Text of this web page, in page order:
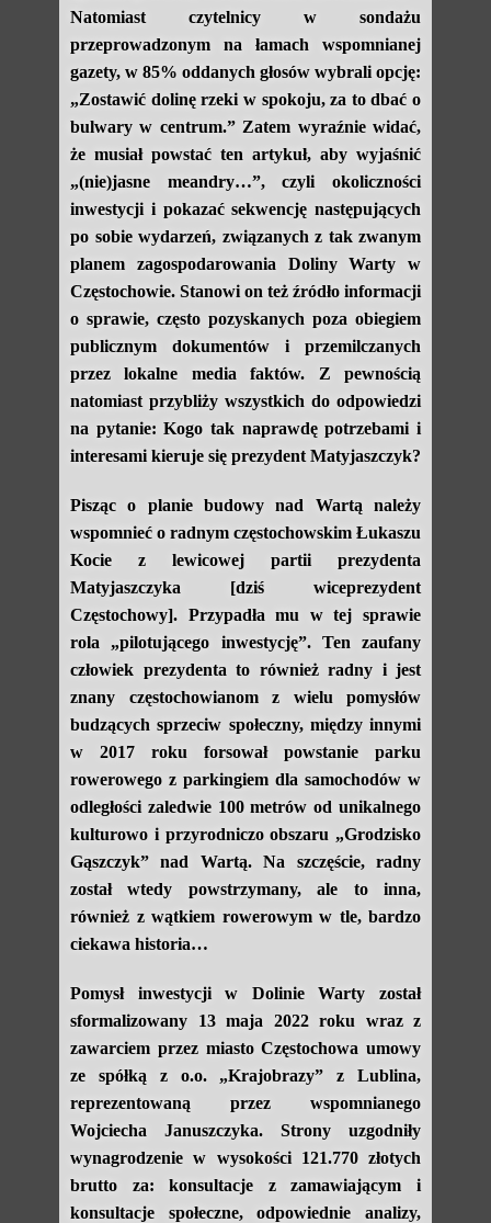
Natomiast czytelnicy w sondażu
przeprowadzonym na łamach wspomnianej
gazety, w 85% oddanych głosów wybrali opcję:
„Zostawić dolinę rzeki w spokoju, za to dbać o
bulwary w centrum.” Zatem wyraźnie widać,
że musiał powstać ten artykuł, aby wyjaśnić
„(nie)jasne meandry…”, czyli okoliczności
inwestycji i pokazać sekwencję następujących
po sobie wydarzeń, związanych z tak zwanym
planem zagospodarowania Doliny Warty w
Częstochowie. Stanowi on też źródło informacji
o sprawie, często pozyskanych poza obiegiem
publicznym dokumentów i przemilczanych
przez lokalne media faktów. Z pewnością
natomiast przybliży wszystkich do odpowiedzi
na pytanie: Kogo tak naprawdę potrzebami i
interesami kieruje się prezydent Matyjaszczyk?
Pisząc o planie budowy nad Wartą należy
wspomnieć o radnym częstochowskim Łukaszu
Kocie z lewicowej partii prezydenta
Matyjaszczyka [dziś wiceprezydent
Częstochowy]. Przypadła mu w tej sprawie
rola „pilotującego inwestycję”. Ten zaufany
człowiek prezydenta to również radny i jest
znany częstochowianom z wielu pomysłów
budzących sprzeciw społeczny, między innymi
w 2017 roku forsował powstanie parku
rowerowego z parkingiem dla samochodów w
odległości zaledwie 100 metrów od unikalnego
kulturowo i przyrodniczo obszaru „Grodzisko
Gąszczyk” nad Wartą. Na szczęście, radny
został wtedy powstrzymany, ale to inna,
również z wątkiem rowerowym w tle, bardzo
ciekawa historia…
Pomysł inwestycji w Dolinie Warty został
sformalizowany 13 maja 2022 roku wraz z
zawarciem przez miasto Częstochowa umowy
ze spółką z o.o. „Krajobrazy” z Lublina,
reprezentowaną przez wspomnianego
Wojciecha Januszczyka. Strony uzgodniły
wynagrodzenie w wysokości 121.770 złotych
brutto za: konsultacje z zamawiającym i
konsultacje społeczne, odpowiednie analizy,